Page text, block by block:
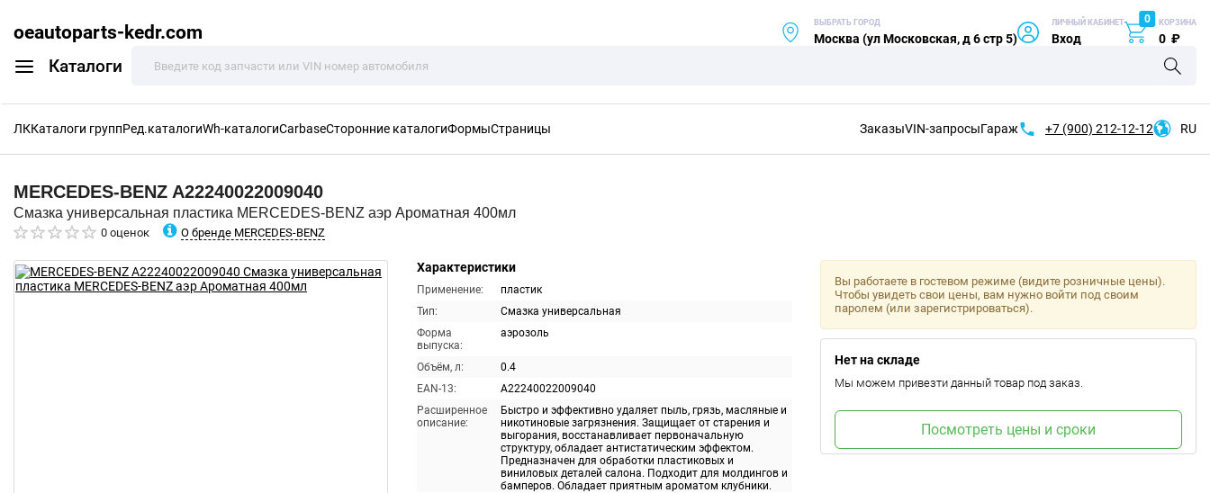
oeautoparts-kedr.com
Каталоги
ВЫБРАТЬ ГОРОД
Москва (ул Московская, д 6 стр 5)
ЛИЧНЫЙ КАБИНЕТ
Вход
0 КОРЗИНА
0 ₽
ЛККаталоги группРед.каталогиWh-каталогиCarbaseСторонние каталогиФормыСтраницы ЗаказыVIN-запросыГараж +7 (900) 212-12-12 RU
MERCEDES-BENZ A22240022009040
Смазка универсальная пластика MERCEDES-BENZ аэр Ароматная 400мл
0 оценок О бренде MERCEDES-BENZ
Характеристики
Применение:
пластик
Тип:
Смазка универсальная
Форма
выпуска:
аэрозоль
Объём, л:
0.4
EAN-13:
A22240022009040
Расширенное
описание:
Быстро и эффективно удаляет пыль, грязь, масляные и
никотиновые загрязнения. Защищает от старения и
выгорания, восстанавливает первоначальную
структуру, обладает антистатическим эффектом.
Предназначен для обработки пластиковых и
виниловых деталей салона. Подходит для молдингов и
бамперов. Обладает приятным ароматом клубники.
Вы работаете в гостевом режиме (видите розничные цены).
Чтобы увидеть свои цены, вам нужно войти под своим
паролем (или зарегистрироваться).
Нет на складе
Мы можем привезти данный товар под заказ.
Посмотреть цены и сроки